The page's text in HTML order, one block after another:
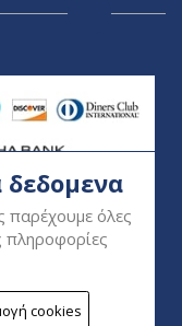
παρέχουμε όλες
πληροφορίες
cookies